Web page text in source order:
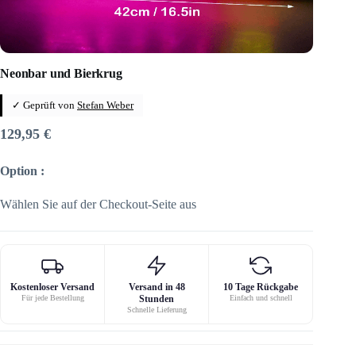
Neonbar und Bierkrug
✓ Geprüft von Stefan Weber
129,95 €
Option :
Wählen Sie auf der Checkout-Seite aus
Kostenloser Versand
Für jede Bestellung
Versand in 48
Stunden
Schnelle Lieferung
10 Tage Rückgabe
Einfach und schnell